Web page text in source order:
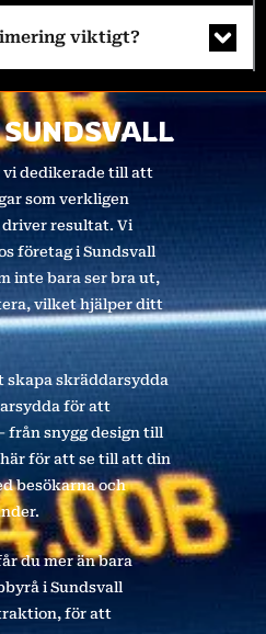
viktigt?
vi dedikerade till att
som verkligen
resultat. Vi
företag i Sundsvall
inte bara ser bra ut,
vilket hjälper ditt
skapa skräddarsydda
för att
från snygg design till
för att se till att din
besökarna och
du mer än bara
i Sundsvall
för att